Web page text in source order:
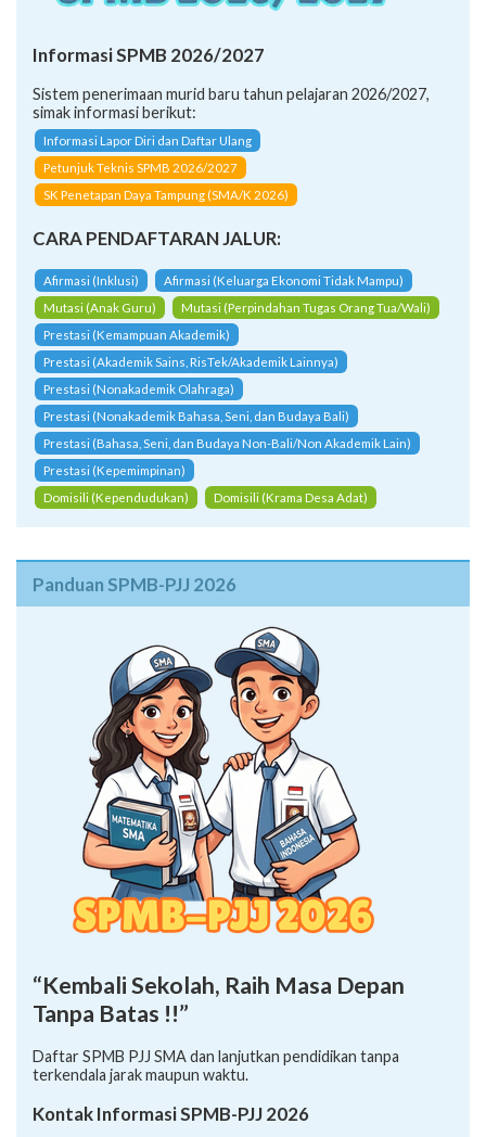
Informasi SPMB 2026/2027
Sistem penerimaan murid baru tahun pelajaran 2026/2027,
simak informasi berikut:
Informasi Lapor Diri dan Daftar Ulang
Petunjuk Teknis SPMB 2026/2027
SK Penetapan Daya Tampung (SMA/K 2026)
CARA PENDAFTARAN JALUR:
Afirmasi (Inklusi)
Afirmasi (Keluarga Ekonomi Tidak Mampu)
Mutasi (Anak Guru)
Mutasi (Perpindahan Tugas Orang Tua/Wali)
Prestasi (Kemampuan Akademik)
Prestasi (Akademik Sains, RisTek/Akademik Lainnya)
Prestasi (Nonakademik Olahraga)
Prestasi (Nonakademik Bahasa, Seni, dan Budaya Bali)
Prestasi (Bahasa, Seni, dan Budaya Non-Bali/Non Akademik Lain)
Prestasi (Kepemimpinan)
Domisili (Kependudukan)
Domisili (Krama Desa Adat)
Panduan SPMB-PJJ 2026
“Kembali Sekolah, Raih Masa Depan
Tanpa Batas !!”
Daftar SPMB PJJ SMA dan lanjutkan pendidikan tanpa
terkendala jarak maupun waktu.
Kontak Informasi SPMB-PJJ 2026